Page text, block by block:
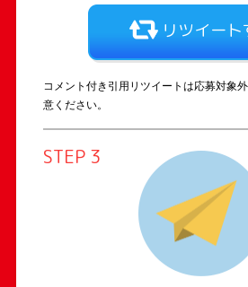
リツイート
コメント付き引用リツイートは応募対象
意ください。
STEP 3